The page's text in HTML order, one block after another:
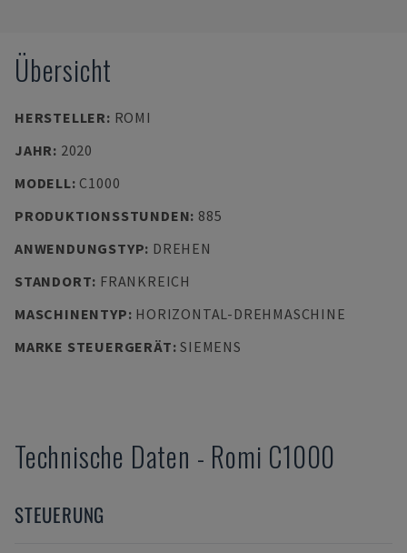
Übersicht
HERSTELLER: ROMI
JAHR: 2020
MODELL: C1000
PRODUKTIONSSTUNDEN: 885
ANWENDUNGSTYP: DREHEN
STANDORT: FRANKREICH
MASCHINENTYP: HORIZONTAL-DREHMASCHINE
MARKE STEUERGERÄT:SIEMENS
Technische Daten - Romi C1000
STEUERUNG